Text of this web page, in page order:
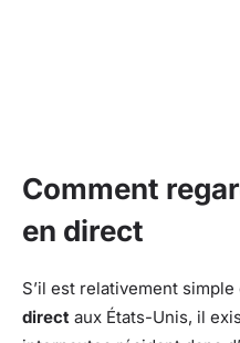
Comment
en direct
S’il est relativement simple
direct aux États-Unis, il